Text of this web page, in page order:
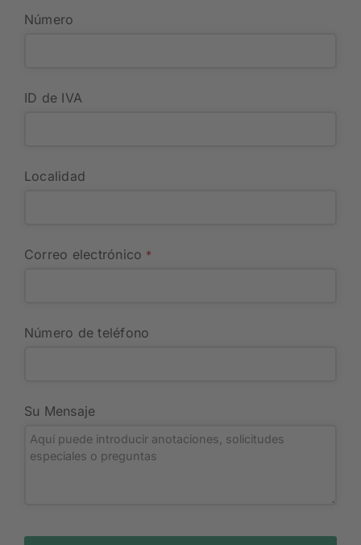
Número
ID de IVA
Localidad
Correo electrónico *
Número de teléfono
Su Mensaje